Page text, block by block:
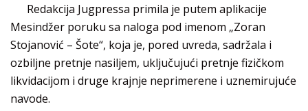
Redakcija Jugpressa primila je putem aplikacije
Mesindžer poruku sa naloga pod imenom „Zoran
Stojanović – Šote“, koja je, pored uvreda, sadržala i
ozbiljne pretnje nasiljem, uključujući pretnje fizičkom
likvidacijom i druge krajnje neprimerene i uznemirujuće
navode.